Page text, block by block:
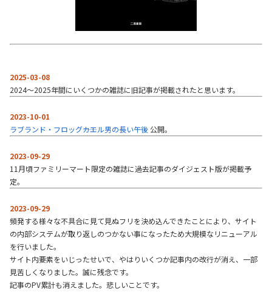
2025-03-08
2024～2025年間にいくつかの雑誌に旧記事が掲載されたと思います。
2023-10-01
ラブランド・フロッグ――カエル男の長い午後公開。
2023-09-29
11月頃ファミリーマート限定の雑誌に過去記事のダイジェスト版が掲載予
定。
2023-09-29
頻発する様々な不具合に見て見ぬフリを決め込んできたことにより、サイト
の内部システムが取り返しのつかない事になったため大規模なリニューアル
を行いました。
サイト内要素をいじったせいで、やはりいくつか記事内の改行が消え、一部
見苦しくなりました。誠に残念です。
記事のPV累計も消えました。悲しいことです。